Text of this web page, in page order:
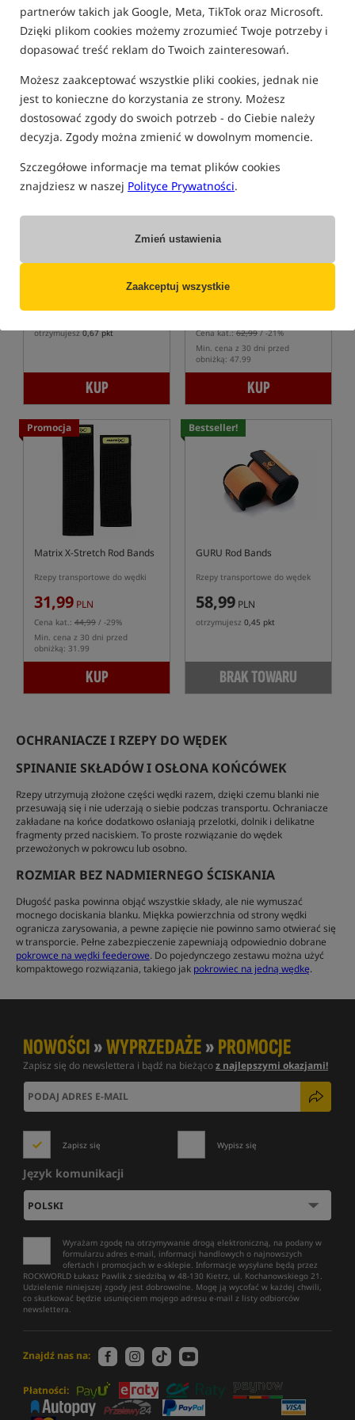
partnerów takich jak Google, Meta, TikTok oraz Microsoft.
Dzięki plikom cookies możemy zrozumieć Twoje potrzeby i
dopasować treść reklam do Twoich zainteresowań.
Możesz zaakceptować wszystkie pliki cookies, jednak nie
jest to konieczne do korzystania ze strony. Możesz
dostosować zgody do swoich potrzeb - do Ciebie należy
decyzja. Zgody można zmienić w dowolnym momencie.
Szczegółowe informacje ma temat plików cookies
znajdziesz w naszej Polityce Prywatności.
Zmień ustawienia
Zaakceptuj wszystkie
FILTRUJ
OCHRANIACZE I RZEPY NA WĘDKI
Bestseller!
GURU Tops and Tails
Ochraniacze transportowe do wędki
84,99PLN
otrzymujesz0,67 pkt
KUP
Promocja 5,0
Matrix Rod Tip & Butt
49,99PLN
Cena kat.:62,99/ -21%
Min. cena z 30 dni przed
obniżką: 47.99
KUP
Promocja
Matrix X-Stretch Rod Bands
Rzepy transportowe do wędki
31,99 PLN
Cena kat.: 44,99 / -29%
Min. cena z 30 dni przed
obniżką: 31.99
KUP
Bestseller!
GURU Rod Bands
Rzepy transportowe do wędek
58,99 PLN
otrzymujesz 0,45 pkt
BRAK TOWARU
OCHRANIACZE I RZEPY DO WĘDEK
SPINANIE SKŁADÓW I OSŁONA KOŃCÓWEK
Rzepy utrzymują złożone części wędki razem, dzięki czemu blanki nie
przesuwają się i nie uderzają o siebie podczas transportu. Ochraniacze
zakładane na końce dodatkowo osłaniają przelotki, dolnik i delikatne
fragmenty przed naciskiem. To proste rozwiązanie do wędek
przewożonych w pokrowcu lub osobno.
ROZMIAR BEZ NADMIERNEGO ŚCISKANIA
Długość paska powinna objąć wszystkie składy, ale nie wymuszać
mocnego dociskania blanku. Miękka powierzchnia od strony wędki
ogranicza zarysowania, a pewne zapięcie nie powinno samo otwierać się
w transporcie. Pełne zabezpieczenie zapewniają odpowiednio dobrane
pokrowce na wędki feederowe. Do pojedynczego zestawu można użyć
kompaktowego rozwiązania, takiego jak pokrowiec na jedną wędkę.
NOWOŚCI»WYPRZEDAŻE»PROMOCJE
Zapisz się do newslettera i bądź na bieżącoz najlepszymi okazjami!
Zapisz się Wypisz się
Język komunikacji
Wyrażam zgodę na otrzymywanie drogą elektroniczną, na podany w
formularzu adres e-mail, informacji handlowych o najnowszych
ofertach i promocjach w e-sklepie. Informacje wysyłane będą przez
ROCKWORLD Łukasz Pawlik z siedzibą w 48-130 Kietrz, ul. Kochanowskiego 21.
Udzielenie niniejszej zgody jest dobrowolne. Mogę ją wycofać w każdej chwili,
co skutkować będzie usunięciem mojego adresu e-mail z listy odbiorców
newslettera.
Znajdź nas na:
Płatności: